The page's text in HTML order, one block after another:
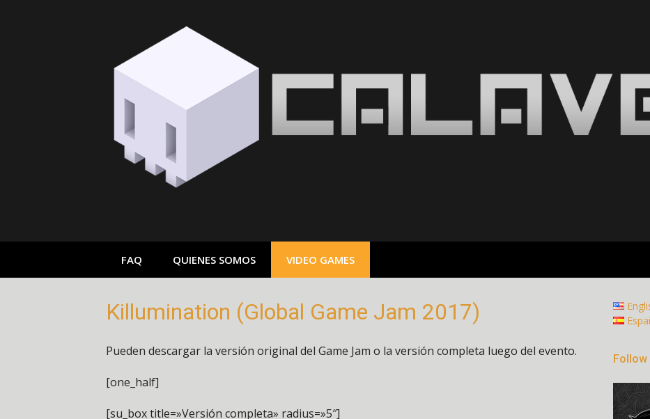
FAQ QUIENES SOMOS VIDEO GAMES
Killumination (Global Game Jam 2017)
Pueden descargar la versión original del Game Jam o la versión completa luego del evento.
[one_half]
[su_box title=»Versión completa» radius=»5″]
Follow